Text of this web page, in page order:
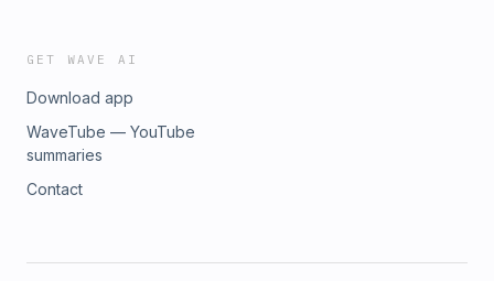
GET WAVE AI
Download app
WaveTube — YouTube
summaries
Contact